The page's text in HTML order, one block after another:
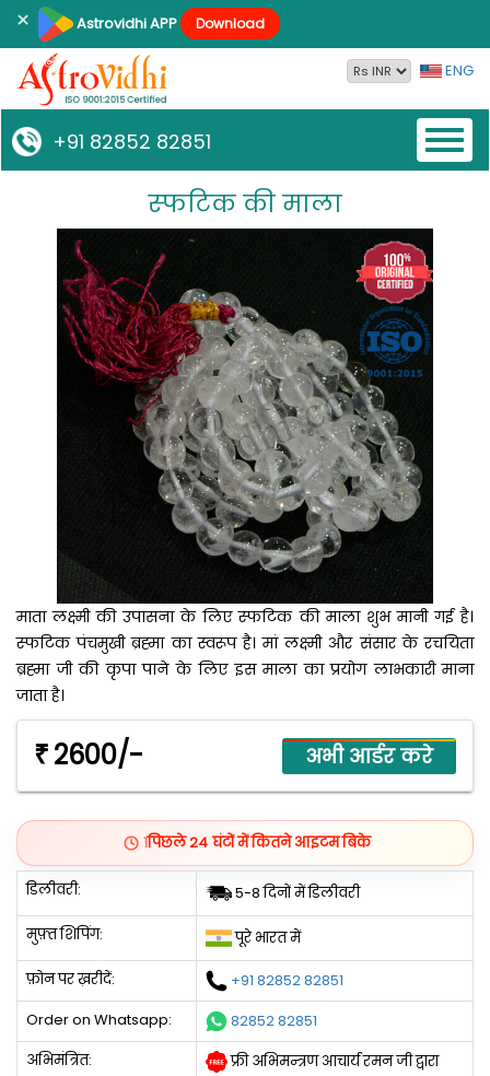
× Astrovidhi APP Download
ENG
+91 82852 82851
स्‍फटिक की माला
माता लक्ष्मी की उपासना के लिए स्फटिक की माला शुभ मानी गई है।
स्फटिक पंचमुखी ब्रह्मा का स्वरूप है। मां लक्ष्‍मी और संसार के रचयिता
ब्रह्मा जी की कृपा पाने के लिए इस माला का प्रयोग लाभकारी माना
जाता है।
₹ 2600/-
1पिछले 24 घंटों में कितने आइटम बिके
डिलीवरी: 5-8 दिनों में डिलीवरी
मुफ़्त शिपिंग: पूरे भारत में
फ़ोन पर ख़रीदें:
+91 82852 82851
Order on Whatsapp:
82852 82851
अभिमंत्रित:
फ्री अभिमन्त्रण आचार्य रमन जी द्वारा